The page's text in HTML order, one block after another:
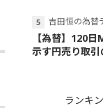
吉田恒の為替
【為替】120
示す円売り取引
ランキ